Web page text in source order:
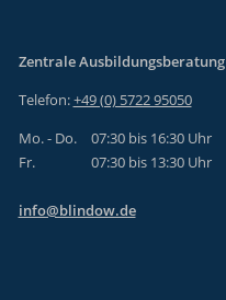
Zentrale Ausbildungsberatung
Telefon:+49 (0) 5722 95050
Mo. - Do.
07:30 bis 16:30 Uhr
Fr.
07:30 bis 13:30 Uhr
info@blindow.de